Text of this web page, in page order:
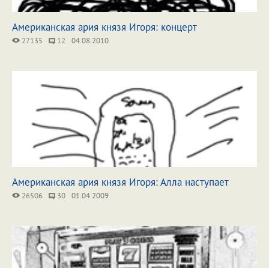
Американская ария князя Игоря: концерт
27135 12 04.08.2010
Американская ария князя Игоря: Алла наступает
26506 30 01.04.2009